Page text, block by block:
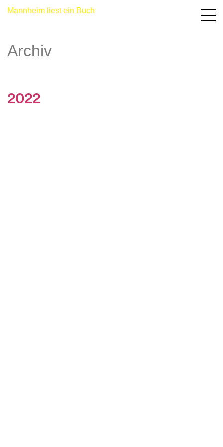
Mannheim liest ein Buch
Archiv
2022